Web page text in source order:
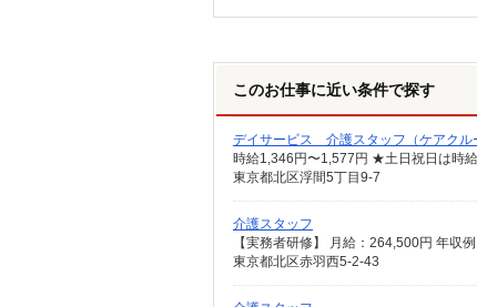
このお仕事に近い条件で探す
デイサービス 介護スタッフ（ケアクル
時給1,346円〜1,577円 ★土日祝日は時
東京都北区浮間5丁目9-7
介護スタッフ
東京都北区赤羽西5-2-43